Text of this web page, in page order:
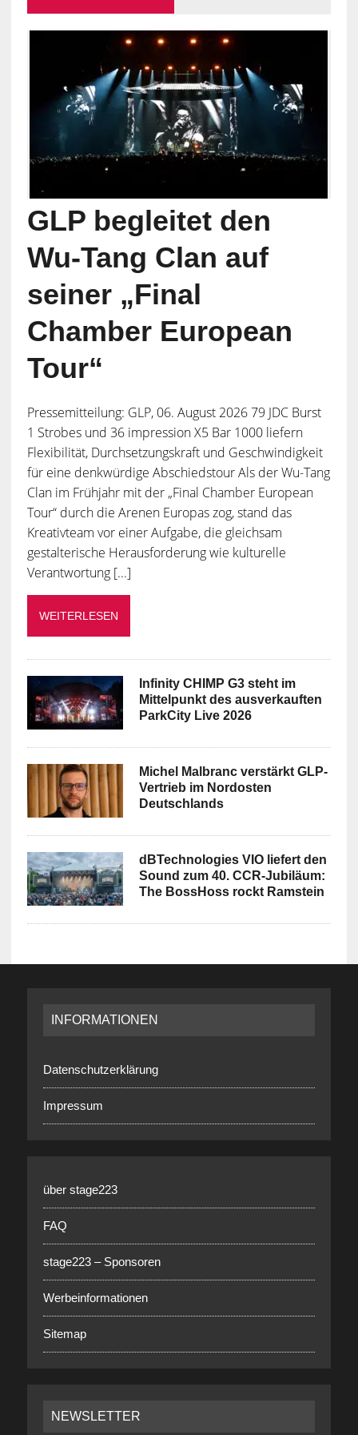
GLP begleitet den
Wu-Tang Clan auf
seiner „Final
Chamber European
Tour“
Pressemitteilung: GLP, 06. August 2026 79 JDC Burst
1 Strobes und 36 impression X5 Bar 1000 liefern
Flexibilität, Durchsetzungskraft und Geschwindigkeit
für eine denkwürdige Abschiedstour Als der Wu-Tang
Clan im Frühjahr mit der „Final Chamber European
Tour“ durch die Arenen Europas zog, stand das
Kreativteam vor einer Aufgabe, die gleichsam
gestalterische Herausforderung wie kulturelle
Verantwortung [...]
WEITERLESEN
Infinity CHIMP G3 steht im
Mittelpunkt des ausverkauften
ParkCity Live 2026
Michel Malbranc verstärkt GLP-
Vertrieb im Nordosten
Deutschlands
dBTechnologies VIO liefert den
Sound zum 40. CCR-Jubiläum:
The BossHoss rockt Ramstein
INFORMATIONEN
Datenschutzerklärung
Impressum
über stage223
FAQ
stage223 – Sponsoren
Werbeinformationen
Sitemap
NEWSLETTER